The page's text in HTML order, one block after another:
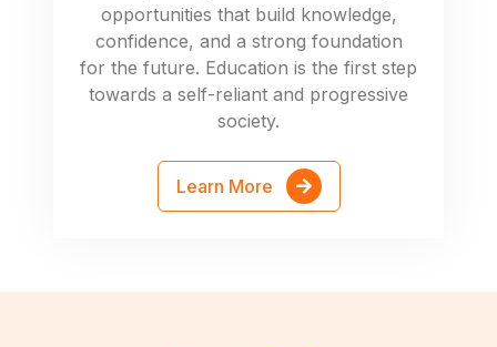
opportunities that build knowledge,
confidence, and a strong foundation
for the future. Education is the first step
towards a self-reliant and progressive
society.
Learn More